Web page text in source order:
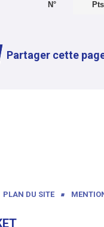
N° Pts
Partager cette
PLAN DU SITE